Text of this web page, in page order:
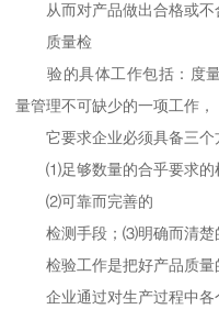
从而对产品做出合格或不
质量检
验的具体工作包括：度量
量管理不可缺少的一项工作，
它要求企业必须具备三个
⑴足够数量的合乎要求的
⑵可靠而完善的
检测手段；⑶明确而清楚
检验工作是把好产品质量
企业通过对生产过程中各